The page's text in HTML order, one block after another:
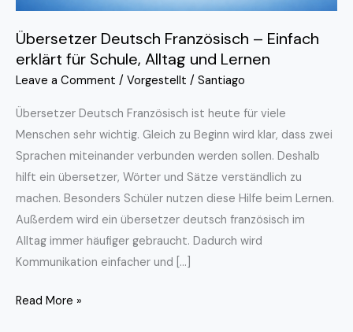
Übersetzer Deutsch Französisch – Einfach
erklärt für Schule, Alltag und Lernen
Leave a Comment / Vorgestellt / Santiago
Übersetzer Deutsch Französisch ist heute für viele
Menschen sehr wichtig. Gleich zu Beginn wird klar, dass zwei
Sprachen miteinander verbunden werden sollen. Deshalb
hilft ein übersetzer, Wörter und Sätze verständlich zu
machen. Besonders Schüler nutzen diese Hilfe beim Lernen.
Außerdem wird ein übersetzer deutsch französisch im
Alltag immer häufiger gebraucht. Dadurch wird
Kommunikation einfacher und […]
Read More »